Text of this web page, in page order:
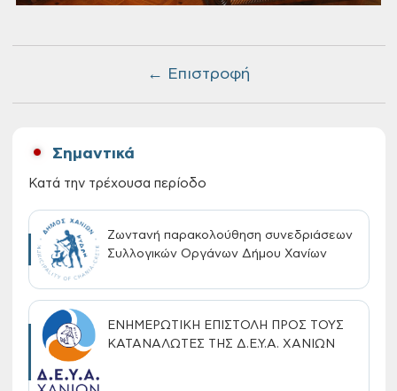
← Επιστροφή
Σημαντικά
Κατά την τρέχουσα περίοδο
Ζωντανή παρακολούθηση συνεδριάσεων
Συλλογικών Οργάνων Δήμου Χανίων
ΕΝΗΜΕΡΩΤΙΚΗ ΕΠΙΣΤΟΛΗ ΠΡΟΣ ΤΟΥΣ
ΚΑΤΑΝΑΛΩΤΕΣ ΤΗΣ Δ.Ε.Υ.Α. ΧΑΝΙΩΝ